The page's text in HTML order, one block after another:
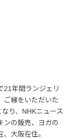
21年間ランジェリ
ご縁をいただいた
り、NHKニュース
ンの販売、ヨガの
大阪在住。